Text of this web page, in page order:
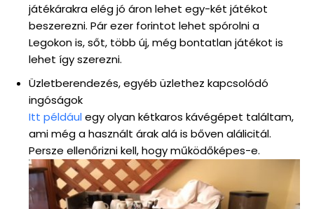
játékárakra elég jó áron lehet egy-két játékot
beszerezni. Pár ezer forintot lehet spórolni a
Legokon is, sőt, több új, még bontatlan játékot is
lehet így szerezni.
Üzletberendezés, egyéb üzlethez kapcsolódó
ingóságok
Itt példáulegy olyan kétkaros kávégépet találtam,
ami még a használt árak alá is bőven alálicitál.
Persze ellenőrizni kell, hogy működőképes-e.